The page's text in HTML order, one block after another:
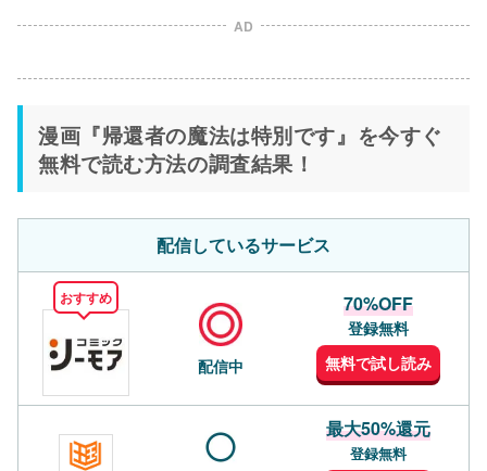
AD
漫画『帰還者の魔法は特別です』を今すぐ
無料で読む方法の調査結果！
配信しているサービス
おすすめ
配信中
70%OFF
登録無料
無料で試し読み
最大50%還元
登録無料